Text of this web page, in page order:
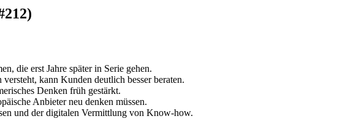
die erst Jahre später in Serie gehen.
kann Kunden deutlich besser beraten.
Denken früh gestärkt.
Anbieter neu denken müssen.
und der digitalen Vermittlung von Know-how.